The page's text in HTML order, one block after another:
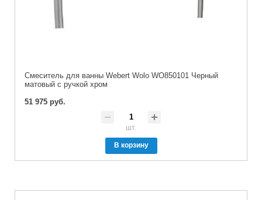
Смеситель для ванны Webert Wolo WO850101 Черный
матовый с ручкой хром
51 975 руб.
шт.
В корзину